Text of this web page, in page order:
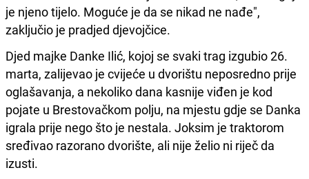
je njeno tijelo. Moguće je da se nikad ne nađe",
zaključio je pradjed djevojčice.
Djed majke Danke Ilić, kojoj se svaki trag izgubio 26.
marta, zalijevao je cvijeće u dvorištu neposredno prije
oglašavanja, a nekoliko dana kasnije viđen je kod
pojate u Brestovačkom polju, na mjestu gdje se Danka
igrala prije nego što je nestala. Joksim je traktorom
sređivao razorano dvorište, ali nije želio ni riječ da
izusti.